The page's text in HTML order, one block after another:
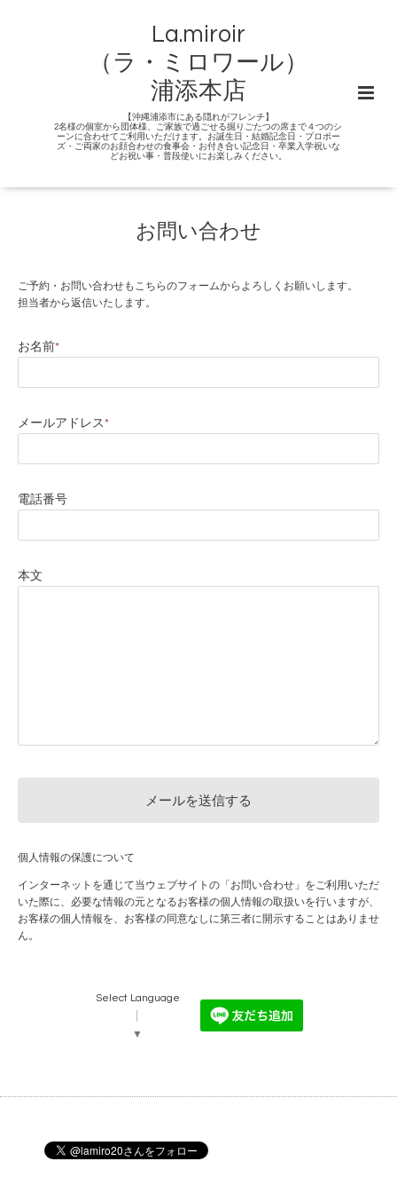
La.miroir
（ラ・ミロワール）
浦添本店
【沖縄浦添市にある隠れがフレンチ】
2名様の個室から団体様、ご家族で過ごせる掘りごたつの席まで４つのシ
ーンに合わせてご利用いただけます。お誕生日・結婚記念日・プロポー
ズ・ご両家のお顔合わせの食事会・お付き合い記念日・卒業入学祝いな
どお祝い事・普段使いにお楽しみください。
お問い合わせ
ご予約・お問い合わせもこちらのフォームからよろしくお願いします。
担当者から返信いたします。
お名前*
メールアドレス*
電話番号
本文
個人情報の保護について
インターネットを通じて当ウェブサイトの「お問い合わせ」をご利用いただ
いた際に、必要な情報の元となるお客様の個人情報の取扱いを行いますが、
お客様の個人情報を、お客様の同意なしに第三者に開示することはありませ
ん。
Select Language
▼